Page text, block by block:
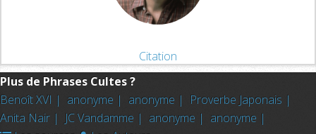
Citation
Plus de Phrases Cultes ?
Benoît XVI | anonyme | anonyme |
Proverbe Japonais |
Anita Nair |
JC Vandamme | anonyme | anonyme |